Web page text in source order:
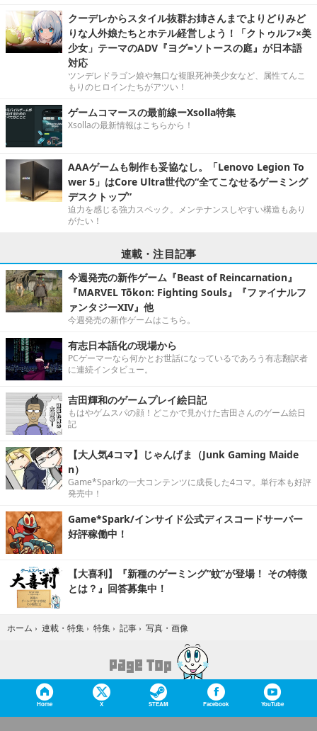
クーデレからスタイル抜群お姉さんまでよりどりみど
りな人外娘たちとホテル経営しよう！「クトゥルフ×美
少女」テーマのADV『ヨグ=ソトースの庭』が日本語
対応
ツンデレドラゴン娘や無口な複眼死神美少女など、属性てんこ
もりのヒロインたちがアツい！
ゲームコマースの最前線ーXsolla特集
Xsollaの最新情報はこちらから！
AAAゲームも制作も妥協なし。「Lenovo Legion To
wer 5」はCore Ultra世代の“全てこなせるゲーミング
デスクトップ”
迫力を感じる強力スペック。メンテナンスしやすい構造もあり
がたい！
連載・注目記事
今週発売の新作ゲーム『Beast of Reincarnation』
『MARVEL Tōkon: Fighting Souls』『ファイナルフ
ァンタジーXIV』他
今週発売の新作ゲームはこちら。
有志日本語化の現場から
PCゲーマーなら何かとお世話になっているであろう有志翻訳者
に連続インタビュー。
吉田輝和のゲームプレイ絵日記
もはやゲムスパの顔！どこかで見かけた吉田さんのゲーム絵日
記
【大人気4コマ】じゃんげま（Junk Gaming Maide
n）
Game*Sparkの一大コンテンツに成長した4コマ。単行本も好評
発売中！
Game*Spark/インサイド公式ディスコードサーバー
好評稼働中！
【大喜利】『新種のゲーミング“蚊”が登場！ その特徴
とは？』回答募集中！
ホーム › 連載・特集 › 特集 › 記事 › 写真・画像
Home X STEAM Facebook YouTube